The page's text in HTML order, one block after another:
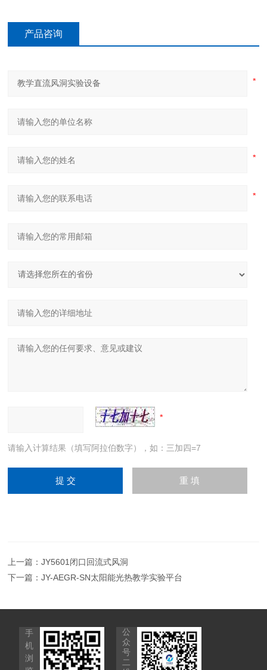
产品咨询
请输入计算结果（填写阿拉伯数字），如：三加四=7
上一篇：JY5601闭口回流式风洞
下一篇：JY-AEGR-SN太阳能光热教学实验平台
手
机
浏
公
众
号
二